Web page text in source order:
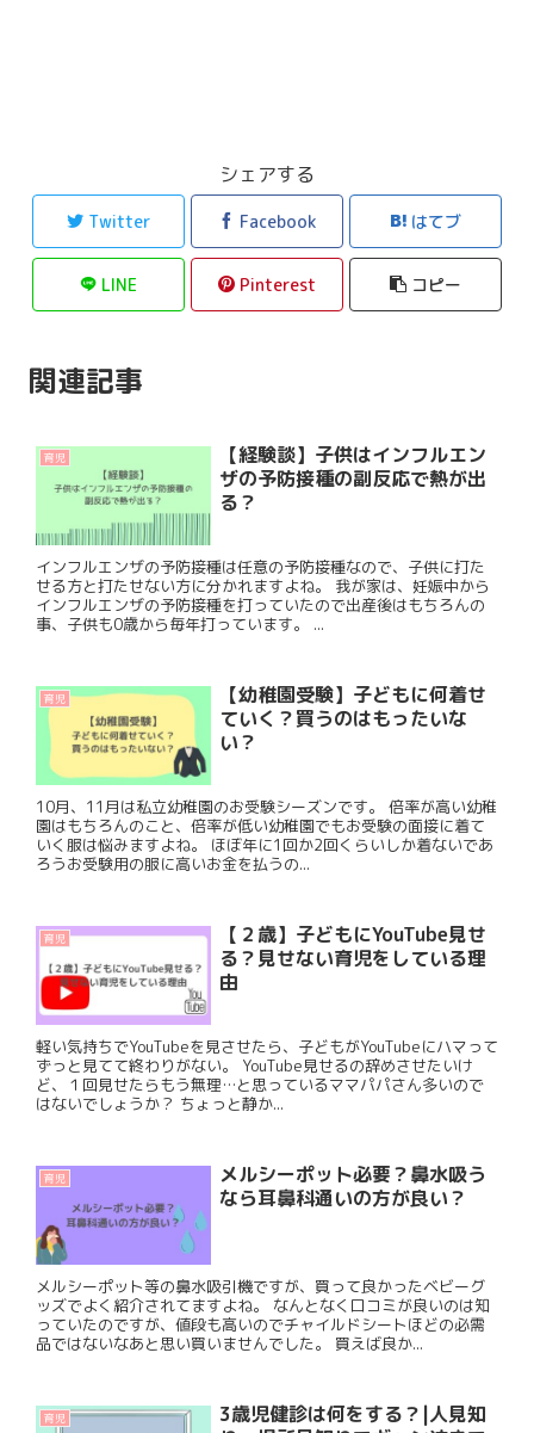
シェアする
Twitter Facebook はてブ
LINE Pinterest コピー
関連記事
育児
【経験談】子供はインフルエン
ザの予防接種の副反応で熱が出
る？
インフルエンザの予防接種は任意の予防接種なので、子供に打た
せる方と打たせない方に分かれますよね。 我が家は、妊娠中から
インフルエンザの予防接種を打っていたので出産後はもちろんの
事、子供も0歳から毎年打っています。 ...
育児
【幼稚園受験】子どもに何着せ
ていく？買うのはもったいな
い？
10月、11月は私立幼稚園のお受験シーズンです。 倍率が高い幼稚
園はもちろんのこと、倍率が低い幼稚園でもお受験の面接に着て
いく服は悩みますよね。 ほぼ年に1回か2回くらいしか着ないであ
ろうお受験用の服に高いお金を払うの...
育児
【２歳】子どもにYouTube見せ
る？見せない育児をしている理
由
軽い気持ちでYouTubeを見させたら、子どもがYouTubeにハマって
ずっと見てて終わりがない。 YouTube見せるの辞めさせたいけ
ど、１回見せたらもう無理…と思っているママパパさん多いので
はないでしょうか？ ちょっと静か...
育児
メルシーポット必要？鼻水吸う
なら耳鼻科通いの方が良い？
メルシーポット等の鼻水吸引機ですが、買って良かったベビーグ
ッズでよく紹介されてますよね。 なんとなく口コミが良いのは知
っていたのですが、値段も高いのでチャイルドシートほどの必需
品ではないなあと思い買いませんでした。 買えば良か...
育児
3歳児健診は何をする？|人見知